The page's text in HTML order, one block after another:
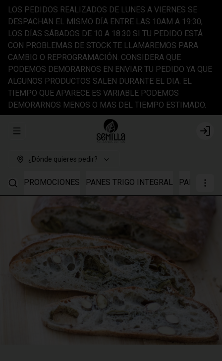
LOS PEDIDOS REALIZADOS DE LUNES A VIERNES SE
DESPACHAN EL MISMO DÍA ENTRE LAS 10AM A 19:30,
LOS DÍAS SÁBADOS DE 10 A 18:30 SI TU PEDIDO ESTÁ
CON PROBLEMAS DE STOCK TE LLAMAREMOS PARA
CAMBIO O REPROGRAMACIÓN. CONSIDERA QUE
PODEMOS DEMORARNOS EN ENVIAR TU PEDIDO YA QUE
ALGUNOS PRODUCTOS SALEN DURANTE EL DIA. EL
TIEMPO QUE APARECE ES VARIABLE PODEMOS
DEMORARNOS MENOS O MAS DEL TIEMPO ESTIMADO.
Abrir menu de navegación Login
¿Dónde quieres pedir?
PROMOCIONES PANES TRIGO INTEGRAL PANES